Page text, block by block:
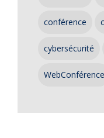
conférence
cybersécurité
WebConférence